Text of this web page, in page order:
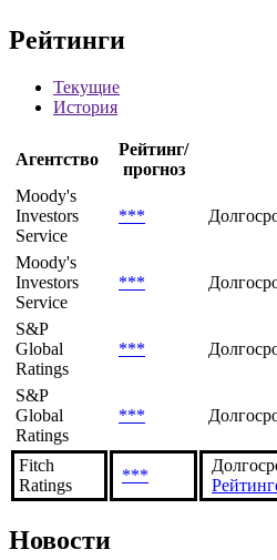
Bloomberg Тикер
Рейтинги
Текущие
Агентство
Рейтинг/
Moody's
Investors
Service
***
Moody's
Investors
Service
***
S&P
Global
Ratings
***
S&P
Global
Fitch